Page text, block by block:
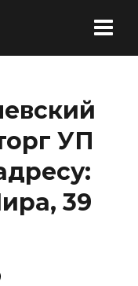
УП
39